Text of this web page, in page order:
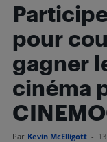
pour
gagner
cinéma
Par Kevin McElligott -